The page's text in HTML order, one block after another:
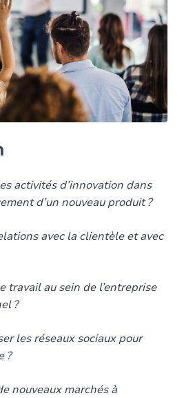
en gestion
activités d’innovation dans
d’un nouveau produit ?
avec la clientèle et avec
travail au sein de l’entreprise
?
les réseaux sociaux pour
?
nouveaux marchés à